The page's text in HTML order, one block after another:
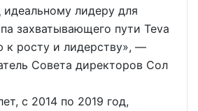
лидеру для
захватывающего пути Teva
к росту и лидерству», —
Совета директоров Сол
с 2014 по 2019 год,